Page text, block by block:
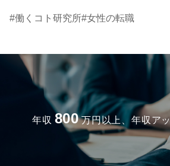
働くコト研究所 女性の転職
年収 800 万円以上、年収ア